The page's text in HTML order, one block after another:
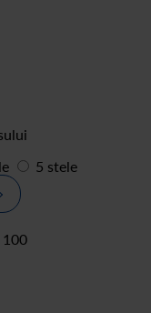
5 stele
100